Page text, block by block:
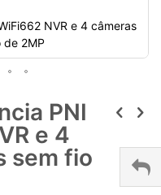
NVR e 4 câmeras
de 2MP
PNI
e 4
sem fio